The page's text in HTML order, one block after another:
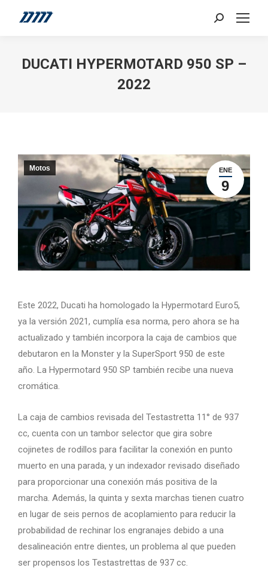
Search:
DUCATI HYPERMOTARD 950 SP –
2022
ENE
9
Motos
Este 2022, Ducati ha homologado la Hypermotard Euro5,
ya la versión 2021, cumplía esa norma, pero ahora se ha
actualizado y también incorpora la caja de cambios que
debutaron en la Monster y la SuperSport 950 de este
año. La Hypermotard 950 SP también recibe una nueva
cromática.
La caja de cambios revisada del Testastretta 11° de 937
cc, cuenta con un tambor selector que gira sobre
cojinetes de rodillos para facilitar la conexión en punto
muerto en una parada, y un indexador revisado diseñado
para proporcionar una conexión más positiva de la
marcha. Además, la quinta y sexta marchas tienen cuatro
en lugar de seis pernos de acoplamiento para reducir la
probabilidad de rechinar los engranajes debido a una
desalineación entre dientes, un problema al que pueden
ser propensos los Testastrettas de 937 cc.